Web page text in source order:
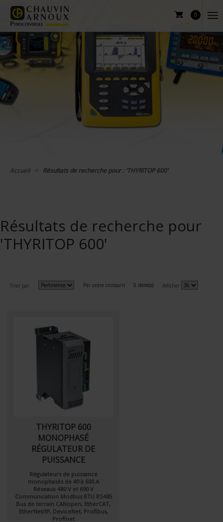
0
Accueil Résultats de recherche pour : 'THYRITOP 600'
Résultats de recherche pour
'THYRITOP 600'
Trier par Par ordre croissant 5 item(s) Afficher
THYRITOP 600
MONOPHASÉ
RÉGULATEUR DE
PUISSANCE
Régulateurs de puissance
monophasés de 40 à 600 A
Réseaux 480 V et 690 V
Communication Modbus RTU RS485
Bus de terrain CANopen, EtherCAT,
EtherNet/IP, DeviceNet, Profibus,
Profinet